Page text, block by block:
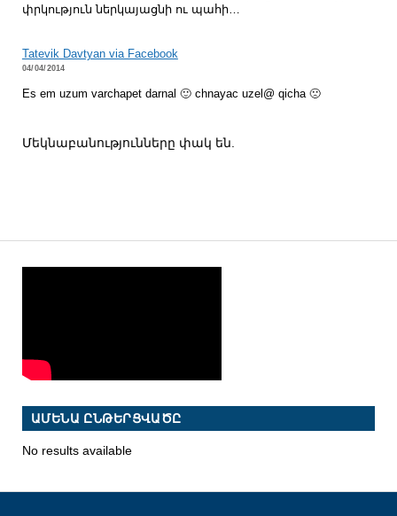
փրկություն ներկայացնի ու պահի…
Tatevik Davtyan via Facebook
04/04/2014
Es em uzum varchapet darnal 🙂 chnayac uzel@ qicha 🙁
Մեկնաբանությունները փակ են.
ԱՄԵՆԱ ԸՆԹԵՐՑՎԱԾԸ
No results available